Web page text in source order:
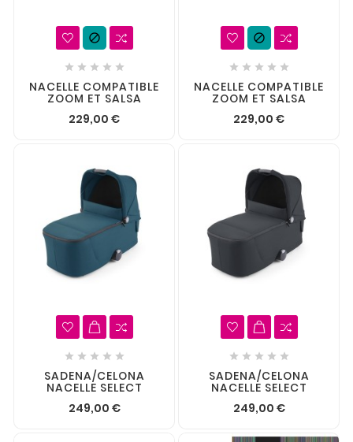

    
NACELLE COMPATIBLE
ZOOM ET SALSA
229,00 €

    
NACELLE COMPATIBLE
ZOOM ET SALSA
229,00 €
    
SADENA/CELONA
NACELLE SELECT
249,00 €
    
SADENA/CELONA
NACELLE SELECT
249,00 €